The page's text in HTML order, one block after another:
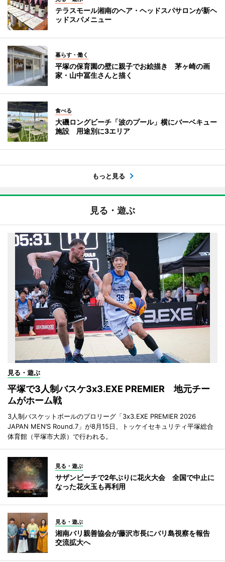
テラスモール湘南のヘア・ヘッドスパサロンが新ヘ
ッドスパメニュー
暮らす・働く
平塚の保育園の壁に親子でお絵描き 茅ヶ崎の画
家・山中冨生さんと描く
食べる
大磯ロングビーチ「波のプール」横にバーベキュー
施設 用途別に3エリア
もっと見る
見る・遊ぶ
見る・遊ぶ
平塚で3人制バスケ3x3.EXE PREMIER 地元チー
ムがホーム戦
3人制バスケットボールのプロリーグ「3x3.EXE PREMIER 2026
JAPAN MEN’S Round.7」が8月15日、トッケイセキュリティ平塚総合
体育館（平塚市大原）で行われる。
見る・遊ぶ
サザンビーチで2年ぶりに花火大会 全国で中止に
なった花火玉も再利用
見る・遊ぶ
湘南バリ親善協会が藤沢市長にバリ島視察を報告
交流拡大へ